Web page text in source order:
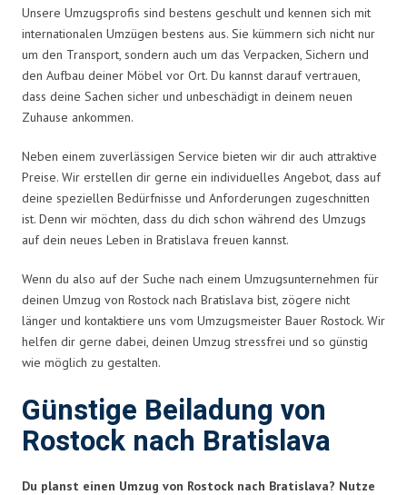
Unsere Umzugsprofis sind bestens geschult und kennen sich mit
internationalen Umzügen bestens aus. Sie kümmern sich nicht nur
um den Transport, sondern auch um das Verpacken, Sichern und
den Aufbau deiner Möbel vor Ort. Du kannst darauf vertrauen,
dass deine Sachen sicher und unbeschädigt in deinem neuen
Zuhause ankommen.
Neben einem zuverlässigen Service bieten wir dir auch attraktive
Preise. Wir erstellen dir gerne ein individuelles Angebot, dass auf
deine speziellen Bedürfnisse und Anforderungen zugeschnitten
ist. Denn wir möchten, dass du dich schon während des Umzugs
auf dein neues Leben in Bratislava freuen kannst.
Wenn du also auf der Suche nach einem Umzugsunternehmen für
deinen Umzug von Rostock nach Bratislava bist, zögere nicht
länger und kontaktiere uns vom Umzugsmeister Bauer Rostock. Wir
helfen dir gerne dabei, deinen Umzug stressfrei und so günstig
wie möglich zu gestalten.
Günstige Beiladung von
Rostock nach Bratislava
Du planst einen Umzug von Rostock nach Bratislava? Nutze